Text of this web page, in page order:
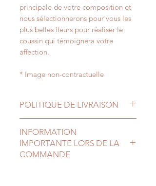
principale de votre composition et
nous sélectionnerons pour vous les
plus belles fleurs pour réaliser le
coussin qui témoignera votre
affection.
* Image non-contractuelle
POLITIQUE DE LIVRAISON
entre 13h00 et 18h00,
le jour ouvrable suivant le jour de la
commande.
INFORMATION
IMPORTANTE LORS DE LA
COMMANDE